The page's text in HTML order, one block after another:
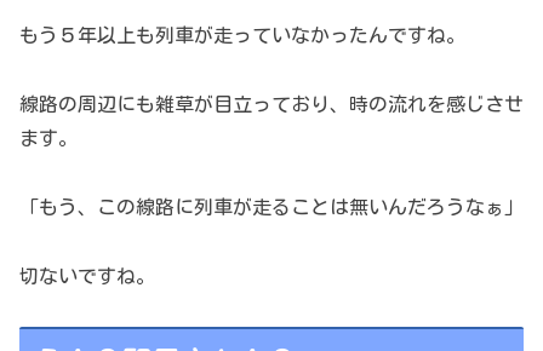
もう５年以上も列車が走っていなかったんですね。
線路の周辺にも雑草が目立っており、時の流れを感じさせ
ます。
「もう、この線路に列車が走ることは無いんだろうなぁ」
切ないですね。